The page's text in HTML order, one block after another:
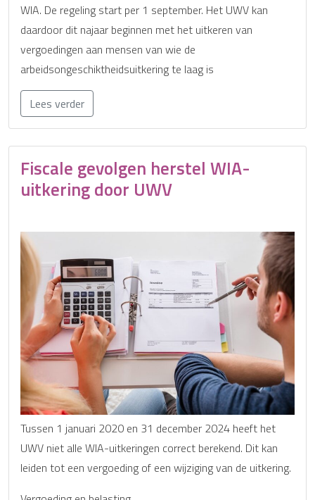
WIA. De regeling start per 1 september. Het UWV kan
daardoor dit najaar beginnen met het uitkeren van
vergoedingen aan mensen van wie de
arbeidsongeschiktheidsuitkering te laag is
Lees verder
Fiscale gevolgen herstel WIA-
uitkering door UWV
Tussen 1 januari 2020 en 31 december 2024 heeft het
UWV niet alle WIA-uitkeringen correct berekend. Dit kan
leiden tot een vergoeding of een wijziging van de uitkering.